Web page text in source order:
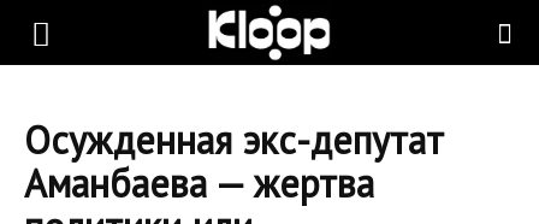
KLOOP.KG
Осужденная экс-депутат
Аманбаева — жертва